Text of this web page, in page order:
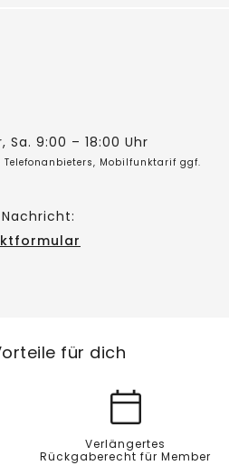
Sa. 9:00 – 18:00 Uhr
Mobilfunktarif ggf.
für dich
Verlängertes
Rückgaberecht für Member